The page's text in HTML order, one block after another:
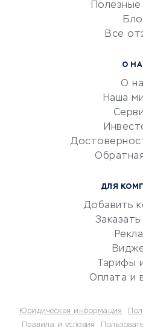
УСЛУГИ ДЛЯ БИЗНЕСА
документооборот
Юридические компании
Бухгалтерия онлайн
Потребительские
Все
О
О
Наша
ДЛЯ
Добавить
Тарифы
Оплата и
Юридическая информация
Правила и условия